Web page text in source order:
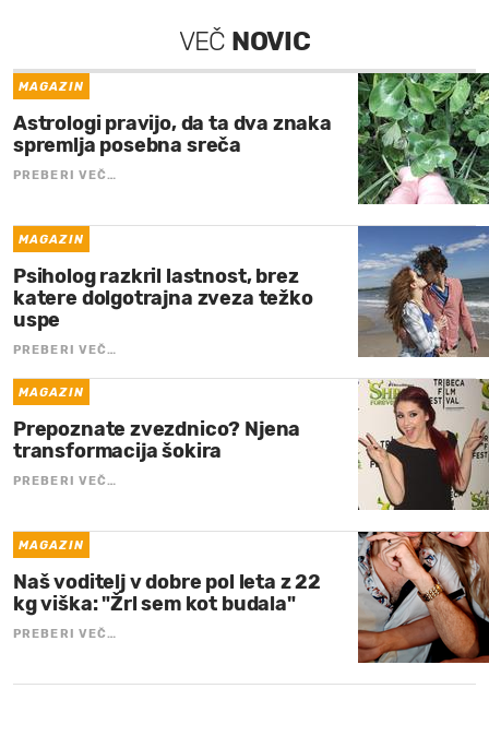
VEČ NOVIC
MAGAZIN
Astrologi pravijo, da ta dva znaka
spremlja posebna sreča
PREBERI VEČ…
MAGAZIN
Psiholog razkril lastnost, brez
katere dolgotrajna zveza težko
uspe
PREBERI VEČ…
MAGAZIN
Prepoznate zvezdnico? Njena
transformacija šokira
PREBERI VEČ…
MAGAZIN
Naš voditelj v dobre pol leta z 22
kg viška: "Žrl sem kot budala"
PREBERI VEČ…